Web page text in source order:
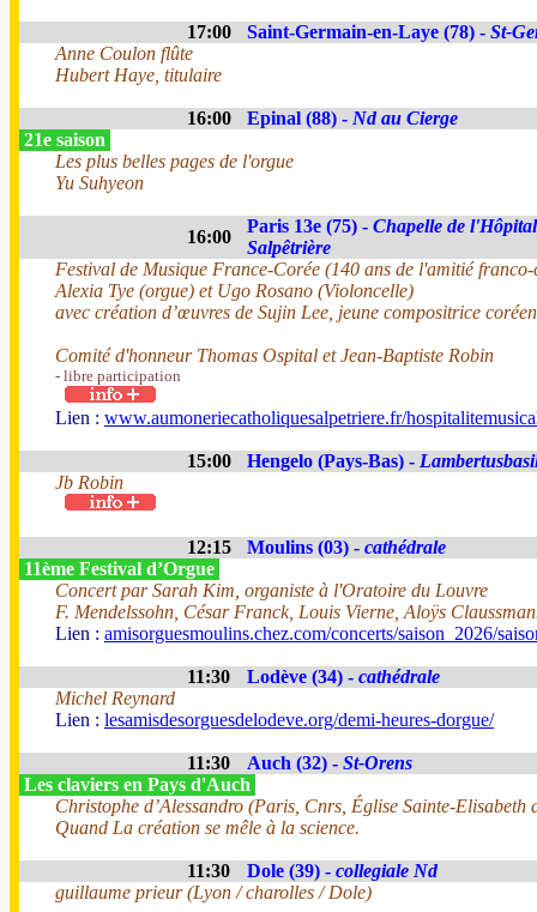
17:00 Saint-Germain-en-Laye (78) - St-
Anne Coulon flûte
Hubert Haye, titulaire
16:00 Epinal (88) - Nd au Cierge
21e saison
Les plus belles pages de l'orgue
Yu Suhyeon
16:00
Paris 13e (75) - Chapelle de
Salpêtrière
Festival de Musique France-Corée (140 ans de l'amitié franco-
Alexia Tye (orgue) et Ugo Rosano (Violoncelle)
avec création d’œuvres de Sujin Lee, jeune compositrice
Comité d'honneur Thomas Ospital et Jean-Baptiste Robin
- libre participation
Lien : www.aumoneriecatholiquesalpetriere.fr/
15:00 Hengelo (Pays-Bas) -
Jb Robin
12:15 Moulins (03) - cathédrale
11ème Festival d’Orgue
Concert par Sarah Kim, organiste à l'Oratoire du Louvre
F. Mendelssohn, César Franck, Louis Vierne, Aloÿs
Lien : amisorguesmoulins.chez.com/concerts/saison_2026/
11:30 Lodève (34) - cathédrale
Michel Reynard
Lien : lesamisdesorguesdelodeve.org/demi-heures-dorgue/
11:30 Auch (32) - St-Orens
Les claviers en Pays d'Auch
Christophe d’Alessandro (Paris, Cnrs, Église Sainte-Elisabeth
Quand La création se mêle à la science.
11:30 Dole (39) - collegiale Nd
guillaume prieur (Lyon / charolles / Dole)